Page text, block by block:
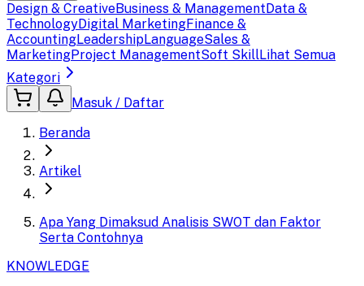
Design & CreativeBusiness & ManagementData &
TechnologyDigital MarketingFinance &
AccountingLeadershipLanguageSales &
MarketingProject ManagementSoft SkillLihat Semua
Kategori
Masuk / Daftar
Beranda
Artikel
Apa Yang Dimaksud Analisis SWOT dan Faktor
Serta Contohnya
KNOWLEDGE